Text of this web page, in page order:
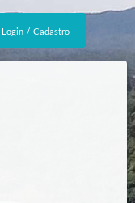
Login / Cadastro